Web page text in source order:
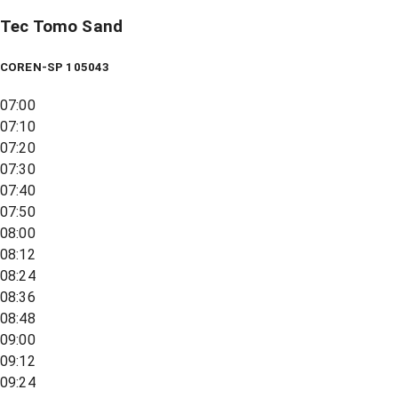
Tec Tomo Sand
COREN-SP 105043
07:00
07:10
07:20
07:30
07:40
07:50
08:00
08:12
08:24
08:36
08:48
09:00
09:12
09:24